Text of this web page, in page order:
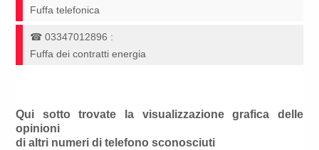
Fuffa telefonica
☎03347012896 :
Fuffa dei contratti energia
Qui sotto trovate la visualizzazione grafica delle
opinioni
di altri numeri di telefono sconosciuti